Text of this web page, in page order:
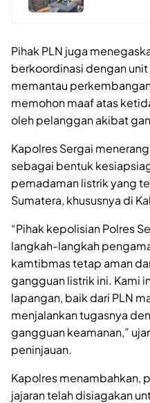
Pihak PLN juga
berkoordinasi dengan
memantau
memohon maaf atas
oleh pelanggan akibat
Kapolres Sergai
sebagai bentuk
pemadaman listrik yang
Sumatera, khususnya di
“Pihak kepolisian Polres
langkah-langkah
kamtibmas tetap aman
gangguan listrik ini. Kami
lapangan, baik dari PLN
menjalankan tugasnya
gangguan keamanan,”
peninjauan.
Kapolres menambahkan,
jajaran telah disiagakan